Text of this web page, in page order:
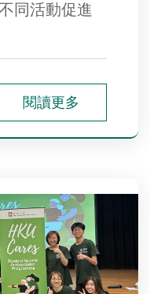
同活動促進
閱讀更多